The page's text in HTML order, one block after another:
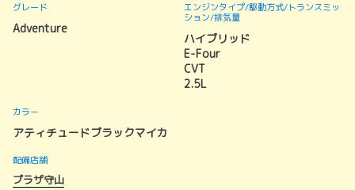
グレード
Adventure
エンジンタイプ/駆動方式/トランスミッ
ション/排気量
ハイブリッド
E-Four
CVT
2.5L
カラー
アティチュードブラックマイカ
配備店舗
プラザ守山